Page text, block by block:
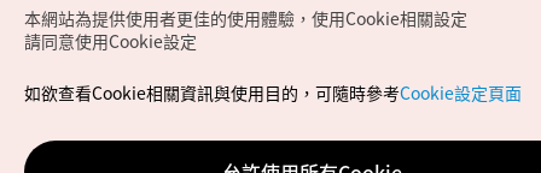
Copyrights (c) 韓國觀光公社版權所有
如有相關疑問或建議，歡迎來信至官方信箱
chinese_big5@knto.or.kr
本網站為提供使用者更佳的使用體驗，使用Cookie相關設定
請同意使用Cookie設定
如欲查看Cookie相關資訊與使用目的，可隨時參考Cookie設定頁面